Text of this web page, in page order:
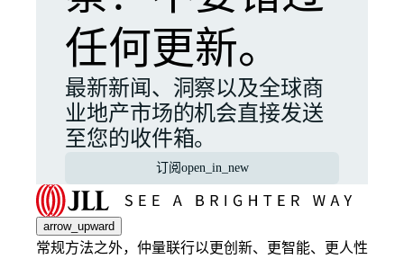
任何更新。
最新新闻、洞察以及全球商
业地产市场的机会直接发送
至您的收件箱。
订阅open_in_new
arrow_upward
常规方法之外，仲量联行以更创新、更智能、更人性